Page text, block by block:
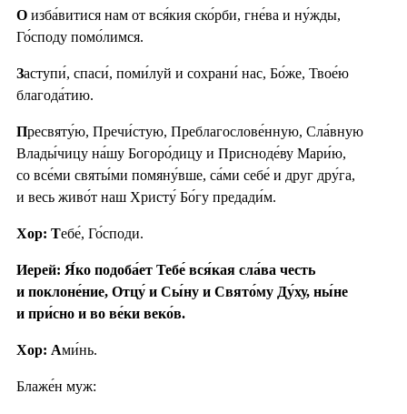
О изба́витися нам от вся́кия ско́рби, гне́ва и ну́жды,
Го́споду помо́лимся.
Заступи́, спаси́, поми́луй и сохрани́ нас, Бо́же, Твое́ю
благода́тию.
Пресвяту́ю, Пречи́стую, Преблагослове́нную, Сла́вную
Влады́чицу на́шу Богоро́дицу и Присноде́ву Мари́ю,
со все́ми святы́ми помяну́вше, са́ми себе́ и друг дру́га,
и весь живо́т наш Христу́ Бо́гу предади́м.
Хор: Тебе́, Го́споди.
Иерей: Я́ко подоба́ет Тебе́ вся́кая сла́ва честь
и поклоне́ние, Отцу́ и Сы́ну и Свято́му Ду́ху, ны́не
и при́сно и во ве́ки веко́в.
Хор: Ами́нь.
Блаже́н муж: